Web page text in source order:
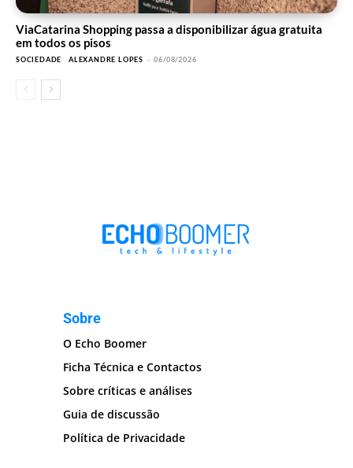
ViaCatarina Shopping passa a disponibilizar água gratuita
em todos os pisos
SOCIEDADE ALEXANDRE LOPES - 06/08/2026
Sobre
O Echo Boomer
Ficha Técnica e Contactos
Sobre críticas e análises
Guia de discussão
Política de Privacidade